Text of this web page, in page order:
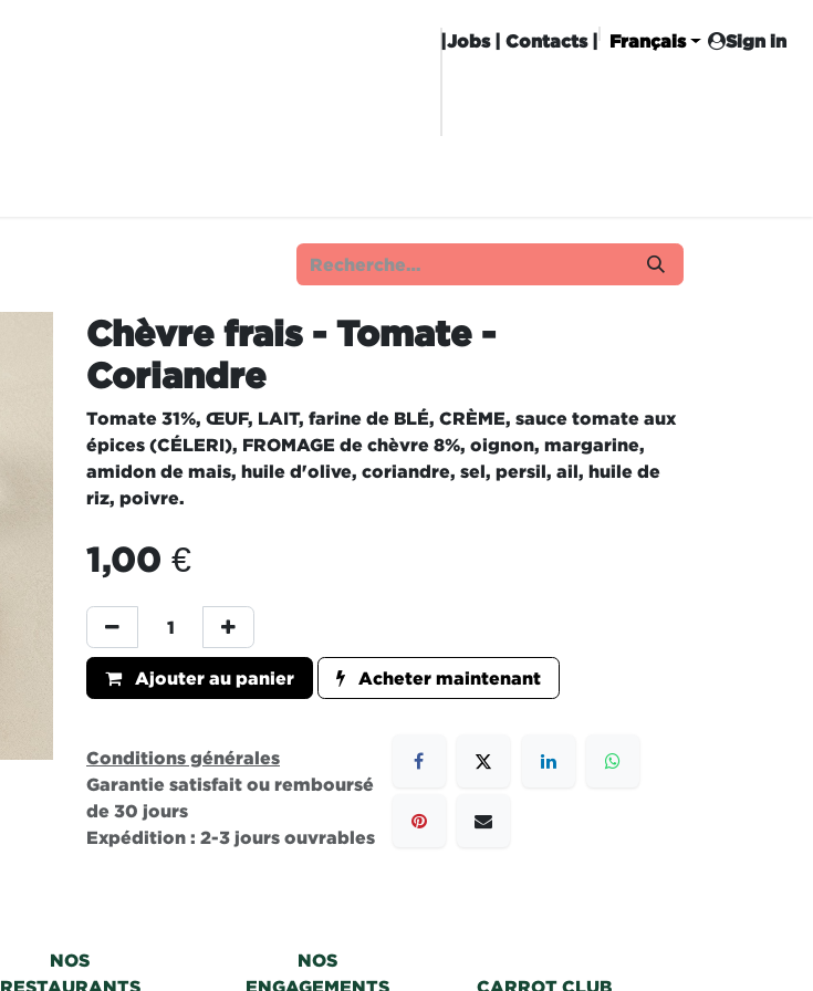
|Jobs| Contacts | Français Sign in
Chèvre frais - Tomate -
Coriandre
Tomate 31%, ŒUF, LAIT, farine de BLÉ, CRÈME, sauce tomate aux
épices (CÉLERI), FROMAGE de chèvre 8%, oignon, margarine,
amidon de mais, huile d'olive, coriandre, sel, persil, ail, huile de
riz, poivre.
1,00 €
Ajouter au panier Acheter maintenant
Conditions générales
Garantie satisfait ou remboursé
de 30 jours
Expédition : 2-3 jours ouvrables
NOS
RESTAURANTS
NOS
ENGAGEMENTS
CARROT CLUB